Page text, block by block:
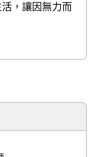
，讓因無力而